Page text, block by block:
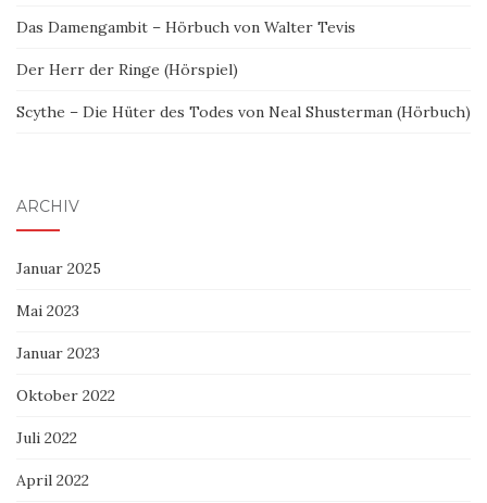
Das Damengambit – Hörbuch von Walter Tevis
Der Herr der Ringe (Hörspiel)
Scythe – Die Hüter des Todes von Neal Shusterman (Hörbuch)
ARCHIV
Januar 2025
Mai 2023
Januar 2023
Oktober 2022
Juli 2022
April 2022